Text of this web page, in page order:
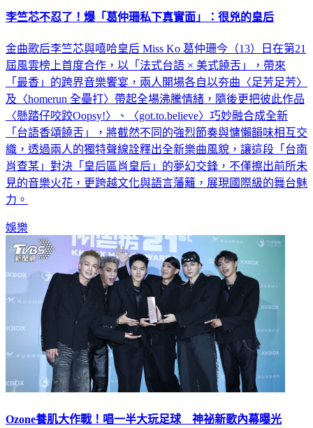
李竺芯不忍了！爆「葛仲珊私下真實面」：很兇的皇后
金曲歌后李竺芯與嘻哈皇后 Miss Ko 葛仲珊今（13）日在第21
屆風雲榜上首度合作，以「法式台語 × 美式饒舌」，帶來
「最香」的跨界音樂饗宴，兩人開場各自以夯曲〈足芳足芳〉
及〈homerun 全壘打〉帶起全場沸騰情緒，隨後更把彼此作品
〈懸踏仔咬跤Oopsy!〉、〈got.to.believe〉巧妙融合成全新
「台語香頌饒舌」，將截然不同的強烈節奏與慵懶韻味相互交
織，透過兩人的獨特聲線詮釋出全新樂曲風貌，讓這段「台南
肖查某」對決「皇后區肖皇后」的夢幻交鋒，不僅擦出前所未
見的音樂火花，更跨越文化與語言藩籬，展現國際級的舞台魅
力。
娛樂
Ozone養肌大作戰！唱一半大玩足球 神祕新歌內幕曝光